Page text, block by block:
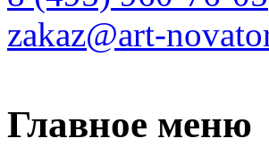
zakaz@art-
Главное меню